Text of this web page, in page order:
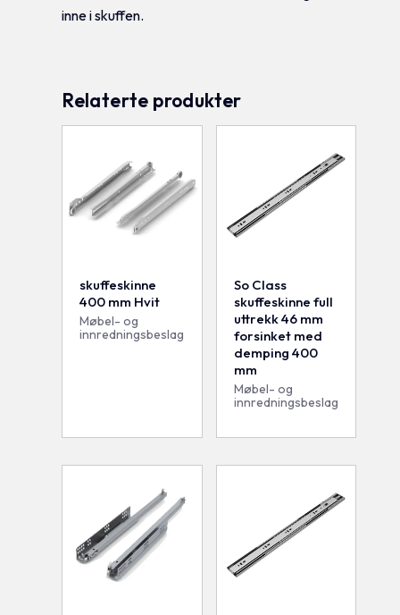
inne i skuffen.
Relaterte produkter
skuffeskinne
400 mm Hvit
Møbel- og
innredningsbeslag
So Class
skuffeskinne full
uttrekk 46 mm
forsinket med
demping 400
mm
Møbel- og
innredningsbeslag